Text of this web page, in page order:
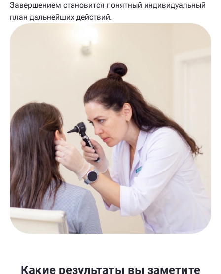
Завершением становится понятный индивидуальный
план дальнейших действий.
Какие результаты вы заметите